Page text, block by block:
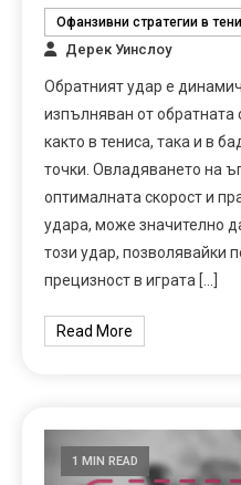
Офанзивни стратегии в
Дерек Уинслоу
Обратният удар е
изпълняван от обратната
както в тениса, така и в
точки. Овладяването на
оптималната скорост и
удара, може значително
този удар, позволявайки
прецизност в играта […]
Read More
1 MIN READ